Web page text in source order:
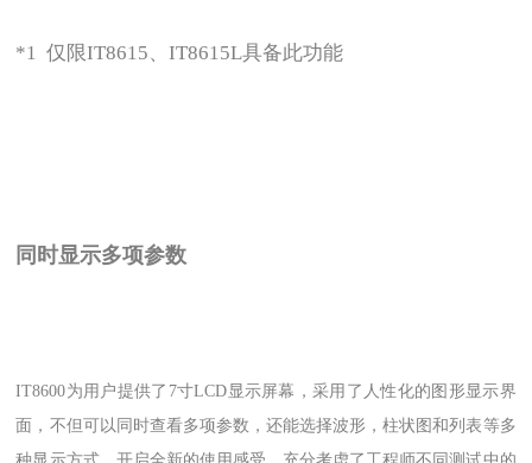
*1 仅限IT8615、IT8615L具备此功能
同时显示多项参数
IT8600为用户提供了7寸LCD显示屏幕，采用了人性化的图形显示界
面，不但可以同时查看多项参数，还能选择波形，柱状图和列表等多